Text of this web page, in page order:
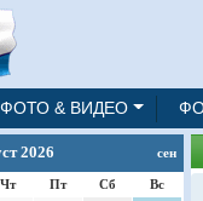
ФОТО & ВИДЕО
2026 сен
Чт Пт Сб
Вс